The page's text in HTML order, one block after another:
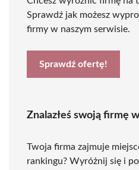
Sprawdź jak możesz
firmy w naszym serwisie.
Sprawdź ofertę!
Znalazłeś swoją firmę
Twoja firma zajmuje
rankingu? Wyróżnij się i